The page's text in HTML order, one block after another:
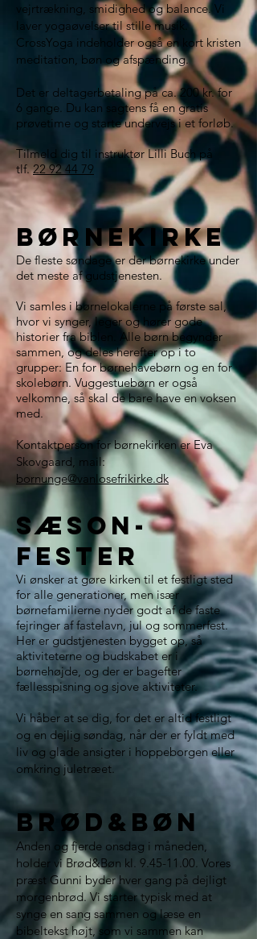
vejrtrækning, smidighed og balance. Vi
laver yogaøvelser til stille musik.
CrossYoga indeholder også en kort kristen
meditation, bøn og afspænding.
Det er deltagerbetaling på ca. 200 kr. for
6 gange. Du kan sagtens få en gratis
prøvetime og starte undervejs i et forløb.
Tilmeld dig til instruktør Lilli Buch på
tlf.22 92 44 79
Børnekirke
De fleste søndage er der børnekirke under
det meste af gudstjenesten.
Vi samles i børnelokalerne på første sal,
hvor vi synger, leger og hører gode
historier fra biblen. Alle børn begynder
sammen, og deles herefter op i to
grupper: En for børnehavebørn og en for
skolebørn. Vuggestuebørn er også
velkomne, så skal de bare have en voksen
med.
Kontaktperson for børnekirken er Eva
Skovgaard, mail:
bornunge@vanlosefrikirke.dk
sæson-
fester
Vi ønsker at gøre kirken til et festligt sted
for alle generationer, men især
børnefamilierne nyder godt af de faste
fejringer af fastelavn, jul og sommerfest.
Her er gudstjenesten bygget op, så
aktiviteterne og budskabet er i
børnehøjde, og der er bagefter
fællesspisning og sjove aktiviteter.
Vi håber at se dig, for det er altid festligt
og en dejlig søndag, når der er fyldt med
liv og glade ansigter i hoppeborgen eller
omkring juletræet.
Brød&BØN
Anden og fjerde onsdag i måneden,
holder vi Brød&Bøn kl. 9.45-11.00. Vores
præst Gunni byder hver gang på dejligt
morgenbrød. Vi starter typisk med at
synge en sang sammen og læse en
bibeltekst højt, som vi sammen kan